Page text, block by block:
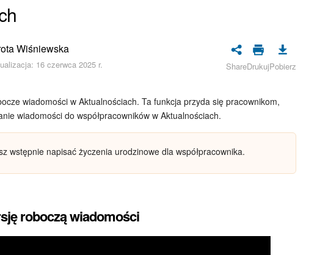
Wiśniewska
16 czerwca 2025 r. ShareDrukujPobierz
wiadomości w Aktualnościach. Ta funkcja przyda się pracownikom,
wiadomości do współpracowników w Aktualnościach.
wstępnie napisać życzenia urodzinowe dla współpracownika.
roboczą wiadomości